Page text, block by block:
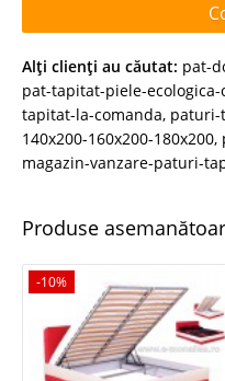
Alţi clienţi au căutat: pat-
pat-tapitat-piele-
tapitat-la-comanda, paturi-
140x200-160x200-180x200,
magazin-vanzare-paturi-
Produse
-10%